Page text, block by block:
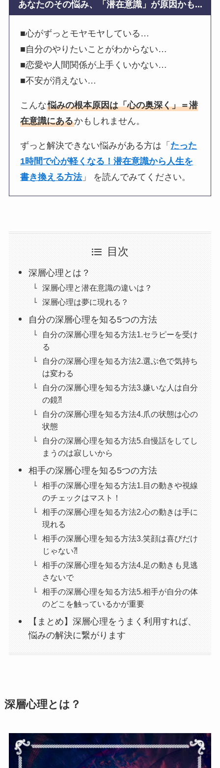
あなたのその悩み、「潜在意識」が原因かも...
■心がずっとモヤモヤしている…
■自分のやりたいことがわからない…
■恋愛や人間関係が上手くいかない…
■不安が消えない…
こんな悩みの根本原因は「心の奥深く」＝潜
在意識にあるかもしれません。
ずっと解決できない悩みがある方は「 たった
1時間で心が軽くなる！潜在意識から人生を
書き換える方法」 を読んでみてください。
目次
深層心理とは？
深層心理と潜在意識の違いは？
深層心理は夢に現れる？
自分の深層心理を知る5つの方法
自分の深層心理を知る方法1.セラピーを受け
る
自分の深層心理を知る方法2.選ぶ色で気持ち
は変わる
自分の深層心理を知る方法3.嫌いな人は自分
の鏡⁈
自分の深層心理を知る方法4.爪の状態は心の
状態
自分の深層心理を知る方法5.自慢話をしてし
まうのは寂しいから
相手の深層心理を知る5つの方法
相手の深層心理を知る方法1.目の動きや視線
のチェックはマスト！
相手の深層心理を知る方法2.心の動きは手に
現れる
相手の深層心理を知る方法3.笑顔は喜びだけ
じゃない⁈
相手の深層心理を知る方法4.足の動きも見逃
さないで
相手の深層心理を知る方法5.相手が自分の体
のどこを触っているかが重要
【まとめ】深層心理をうまく利用すれば、
悩みの解決に繋がります
深層心理とは？